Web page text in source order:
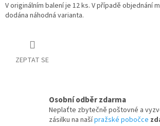
V originálním balení je 12 ks. V případě objednání
dodána náhodná varianta.
ZEPTAT SE
Osobní odběr zdarma
Neplaťte zbytečně poštovné a
zásilku na našípražské pobočce